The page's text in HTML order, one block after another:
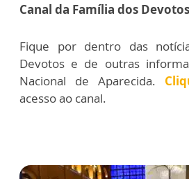
Canal da Família dos
Fique por dentro das
Devotos e de outras
Nacional de Aparecida.
acesso ao canal.